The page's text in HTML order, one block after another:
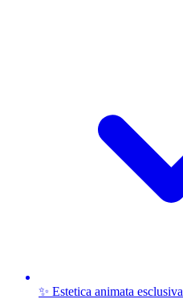
✨ Estetica animata esclusiva